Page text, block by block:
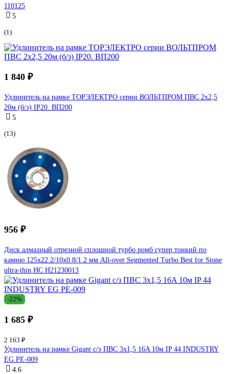
110125
5
(1)
1 840 ₽
Удлинитель на рамке ТОРЭЛЕКТРО серии ВОЛЬТПРОМ ПВС 2х2,5
20м (б/з) IP20. ВП200
5
(13)
956 ₽
Диск алмазный отрезной сплошной турбо ромб супер тонкий по
камню 125x22.2/10x0.8/1.2 мм All-over Segmented Turbo Best for Stone
ultra-thin HC H21230013
-22%
1 685 ₽
2 163 ₽
Удлинитель на рамке Gigant с/з ПВС 3х1,5 16A 10м IP 44 INDUSTRY
EG PE-009
4.6